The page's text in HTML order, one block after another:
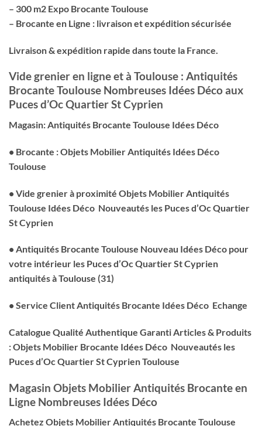
– 300 m2 Expo Brocante Toulouse
– Brocante en Ligne : livraison et expédition sécurisée
Livraison & expédition rapide dans toute la France.
Vide grenier en ligne et à Toulouse : Antiquités
Brocante Toulouse Nombreuses Idées Déco aux
Puces d’Oc Quartier St Cyprien
Magasin: Antiquités Brocante Toulouse Idées Déco
• Brocante : Objets Mobilier Antiquités Idées Déco
Toulouse
• Vide grenier à proximité Objets Mobilier Antiquités
Toulouse Idées Déco Nouveautés les Puces d’Oc Quartier
St Cyprien
• Antiquités Brocante Toulouse Nouveau Idées Déco pour
votre intérieur les Puces d’Oc Quartier St Cyprien
antiquités à Toulouse (31)
• Service Client Antiquités Brocante Idées Déco Echange
Catalogue Qualité Authentique Garanti Articles & Produits
: Objets Mobilier Brocante Idées Déco Nouveautés les
Puces d’Oc Quartier St Cyprien Toulouse
Magasin Objets Mobilier Antiquités Brocante en
Ligne Nombreuses Idées Déco
Achetez Objets Mobilier Antiquités Brocante Toulouse